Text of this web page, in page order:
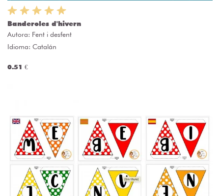
Banderoles d'hivern
Autora: Fent i desfent
Idioma: Catalán
0.51 €